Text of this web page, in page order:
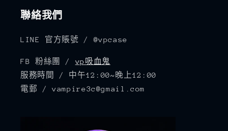
聯絡我們
LINE 官方賬號 / @vpcase
FB 粉絲團 / vp吸血鬼
服務時間 / 中午12:00~晚上12:00
電郵 / vampire3c@gmail.com